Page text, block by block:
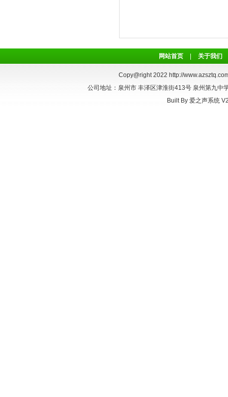
网站首页 关于我们
Copy@right 2022 http://
公司地址：泉州市 丰泽区津淮街413号 泉州第九
Built By 爱之声系统